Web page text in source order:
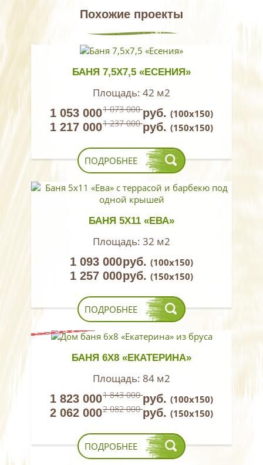
Похожие проекты
БАНЯ 7,5Х7,5 «ЕСЕНИЯ»
Площадь: 42 м2
1 053 0001 073 000руб. (100х150)
1 217 0001 237 000руб. (150х150)
ПОДРОБНЕЕ
БАНЯ 5Х11 «ЕВА»
Площадь: 32 м2
1 093 000руб. (100х150)
1 257 000руб. (150х150)
ПОДРОБНЕЕ
БАНЯ 6Х8 «ЕКАТЕРИНА»
Площадь: 84 м2
1 823 0001 843 000руб. (100х150)
2 062 0002 082 000руб. (150х150)
ПОДРОБНЕЕ